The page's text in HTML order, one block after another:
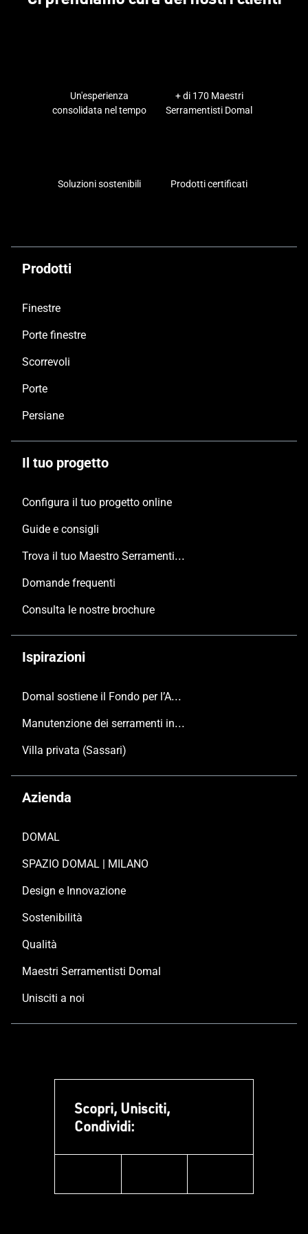
Un'esperienza
consolidata nel tempo
+ di 170 Maestri
Serramentisti Domal
Soluzioni sostenibili Prodotti certificati
Prodotti
Finestre
Porte finestre
Scorrevoli
Porte
Persiane
Il tuo progetto
Configura il tuo progetto online
Guide e consigli
Trova il tuo Maestro Serramentista Domal
Domande frequenti
Consulta le nostre brochure
Ispirazioni
Domal sostiene il Fondo per l’Ambiente Italiano anche per le Giornate FAI di Primavera 2024
Manutenzione dei serramenti in alluminio
Villa privata (Sassari)
Azienda
DOMAL
SPAZIO DOMAL | MILANO
Design e Innovazione
Sostenibilità
Qualità
Maestri Serramentisti Domal
Unisciti a noi
Scopri, Unisciti,
Condividi: